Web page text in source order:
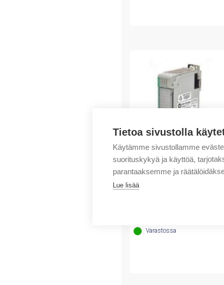
Tietoa sivustolla
Käytämme sivustollamme
suorituskykyä ja käyttöä,
parantaaksemme ja
Lue lisää
Rockwell Automation
CompactLogix 16 Pt
24VDC D/O Module
Varastossa